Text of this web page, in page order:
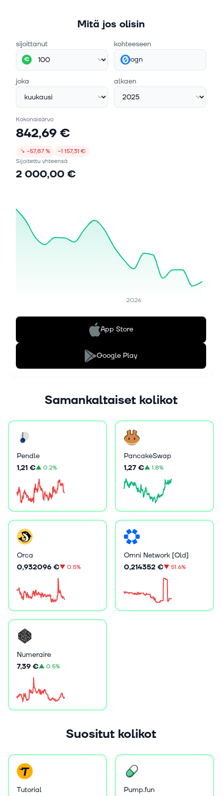
Mitä jos olisin
sijoittanut
€
kohteeseen
ogn
joka alkaen
Kokonaisarvo
842,69 €
↘ −57,87 %
−1 157,31 €
Sijoitettu yhteensä
2 000,00 €
2026
App Store
Google Play
Samankaltaiset kolikot
Pendle
1,21 €▲0.2%
PancakeSwap
1,27 €▲1.8%
Orca
0,932096 €▼0.5%
Omni Network [Old]
0,214352 €▼51.6%
Numeraire
7,39 €▲0.5%
Suositut kolikot
Tutorial Pump.fun